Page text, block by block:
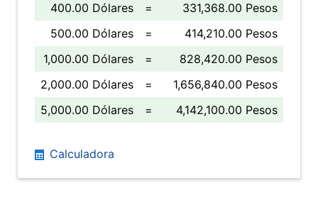
400.00 Dólares
=
331,368.00 Pesos
500.00 Dólares
=
414,210.00 Pesos
1,000.00 Dólares
=
828,420.00 Pesos
2,000.00 Dólares
=
1,656,840.00 Pesos
5,000.00 Dólares
= 4,142,100.00 Pesos
Calculadora